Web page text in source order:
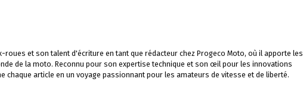
et son talent d'écriture en tant que rédacteur chez Progeco Moto, où il apporte les
de la moto. Reconnu pour son expertise technique et son œil pour les innovations
article en un voyage passionnant pour les amateurs de vitesse et de liberté.